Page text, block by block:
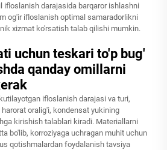
ifloslanish darajasida barqaror ishlashni
og'ir ifloslanish optimal samaradorlikni
xizmat ko'rsatish talab qilishi mumkin.
uchun teskari to'p bug'
qanday omillarni
ifloslanish darajasi va turi,
oralig'i, kondensat yukining
kirishish talablari kiradi. Materiallarni
bo'lib, korroziyaga uchragan muhit uchun
qotishmalardan foydalanish tavsiya